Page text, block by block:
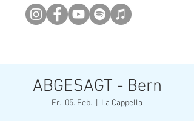
ABGESAGT - Bern
Fr., 05. Feb. La Cappella